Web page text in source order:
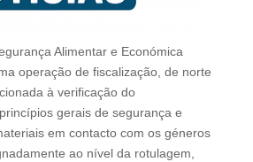
Alimentar e Económica
operação de fiscalização, de norte
à verificação do
gerais de segurança e
em contacto com os géneros
ao nível da rotulagem,